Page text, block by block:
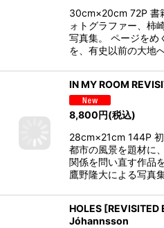
30cm×20cm 72P 書
ォトグラファー、柿
写真集。 ページをめ
を、有史以前の大地
IN MY ROOM
8,800円(税込)
28cm×21cm 144P
都市の風景を題材に
関係を問い直す作品
鷹野隆大による写真
HOLES
Jóhannsson